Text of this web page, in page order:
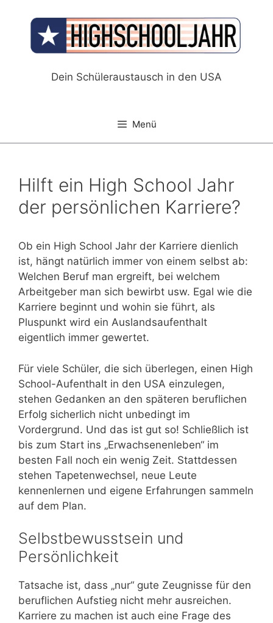
springen
Dein Schüleraustausch in den USA
Menü
Hilft ein High School Jahr
der persönlichen Karriere?
Ob ein High School Jahr der Karriere dienlich
ist, hängt natürlich immer von einem selbst ab:
Welchen Beruf man ergreift, bei welchem
Arbeitgeber man sich bewirbt usw. Egal wie die
Karriere beginnt und wohin sie führt, als
Pluspunkt wird ein Auslandsaufenthalt
eigentlich immer gewertet.
Für viele Schüler, die sich überlegen, einen High
School-Aufenthalt in den USA einzulegen,
stehen Gedanken an den späteren beruflichen
Erfolg sicherlich nicht unbedingt im
Vordergrund. Und das ist gut so! Schließlich ist
bis zum Start ins „Erwachsenenleben“ im
besten Fall noch ein wenig Zeit. Stattdessen
stehen Tapetenwechsel, neue Leute
kennenlernen und eigene Erfahrungen sammeln
auf dem Plan.
Selbstbewusstsein und
Persönlichkeit
Tatsache ist, dass „nur“ gute Zeugnisse für den
beruflichen Aufstieg nicht mehr ausreichen.
Karriere zu machen ist auch eine Frage des